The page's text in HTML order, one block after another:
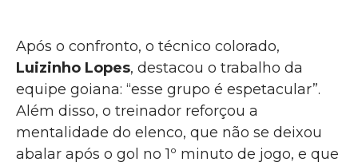
Após o confronto, o técnico colorado,
Luizinho Lopes, destacou o trabalho da
equipe goiana: “esse grupo é espetacular”.
Além disso, o treinador reforçou a
mentalidade do elenco, que não se deixou
abalar após o gol no 1º minuto de jogo, e que